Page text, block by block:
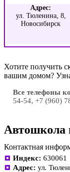
Адрес:
ул. Тюленина, 8,
Новосибирск
Хотите получить
вашим домом?
Все телефоны
54-54, +7 (960)
Автошкола
Контактная
Индекс: 630061
Адрес: ул.